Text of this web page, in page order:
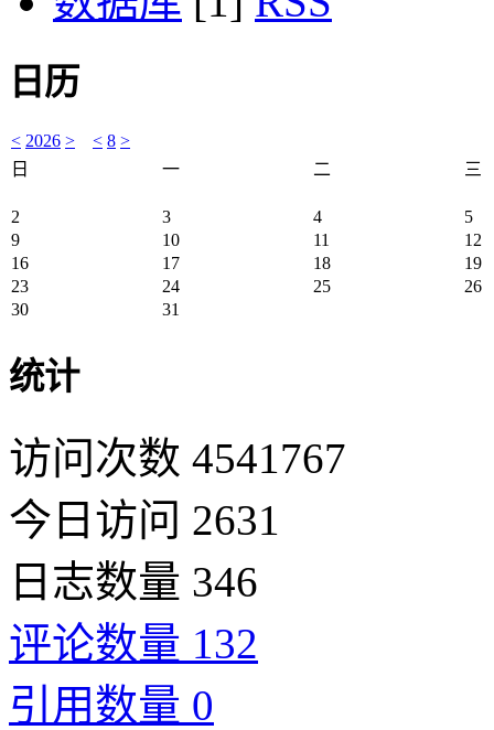
日历
< 2026 > < 8 >
日
一 二 三
2 3 4
5
9
10 11
12
16
17 18
19
23
24 25
26
30
31
统计
访问次数 4541767
今日访问 2631
日志数量 346
评论数量 132
引用数量 0